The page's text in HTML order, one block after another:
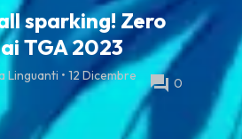
sparking! Zero
TGA 2023
Linguanti • 12 Dicembre
forum 0